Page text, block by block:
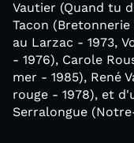
Vautier (Quand tu
Tacon
au Larzac - 1973,
- 1976), Carole
mer - 1985), René
rouge - 1978), et
Serralongue